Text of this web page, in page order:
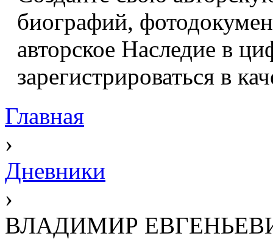
биографий,
авторское Наследие в
зарегистрироваться в
Главная
›
Дневники
›
ВЛАДИМИР